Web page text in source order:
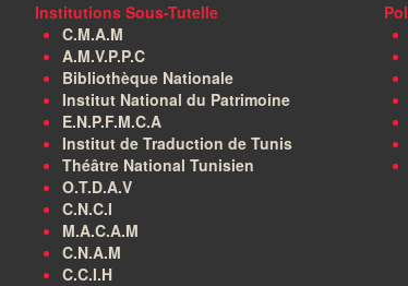
Institutions Sous-Tutelle
C.M.A.M
A.M.V.P.P.C
Bibliothèque Nationale
Institut National du Patrimoine
E.N.P.F.M.C.A
Institut de Traduction de Tunis
Théâtre National Tunisien
O.T.D.A.V
C.N.C.I
M.A.C.A.M
C.N.A.M
C.C.I.H